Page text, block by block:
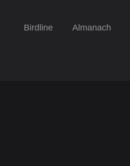
Birdline Almanach